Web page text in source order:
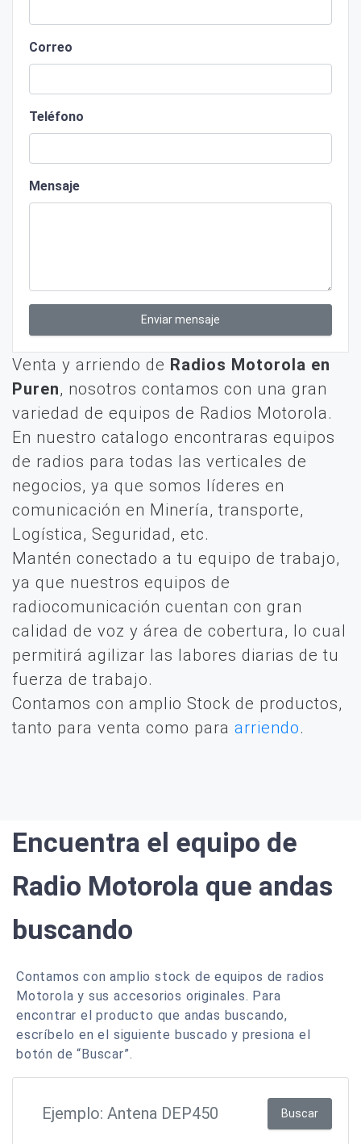
Correo
Teléfono
Mensaje
Enviar mensaje
Venta y arriendo de Radios Motorola en
Puren, nosotros contamos con una gran
variedad de equipos de Radios Motorola.
En nuestro catalogo encontraras equipos
de radios para todas las verticales de
negocios, ya que somos líderes en
comunicación en Minería, transporte,
Logística, Seguridad, etc.
Mantén conectado a tu equipo de trabajo,
ya que nuestros equipos de
radiocomunicación cuentan con gran
calidad de voz y área de cobertura, lo cual
permitirá agilizar las labores diarias de tu
fuerza de trabajo.
Contamos con amplio Stock de productos,
tanto para venta como para arriendo.
Encuentra el equipo de
Radio Motorola que andas
buscando
Contamos con amplio stock de equipos de radios
Motorola y sus accesorios originales. Para
encontrar el producto que andas buscando,
escríbelo en el siguiente buscado y presiona el
botón de “Buscar”.
Buscar